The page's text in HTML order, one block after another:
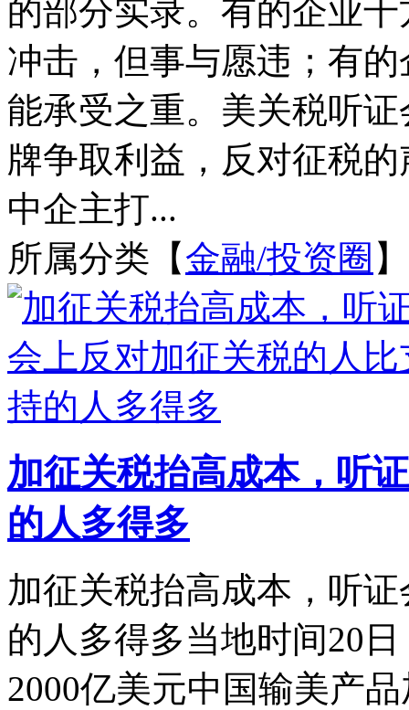
的部分实录。有的企业
冲击，但事与愿违；有
能承受之重。美关税听
牌争取利益，反对征税
中企主打...
所属分类【金融/投资圈 】
加征关税抬高成本，听
的人多得多
加征关税抬高成本，听
的人多得多当地时间20
2000亿美元中国输美产